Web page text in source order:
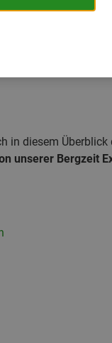
in diesem Überblick
unserer Bergzeit